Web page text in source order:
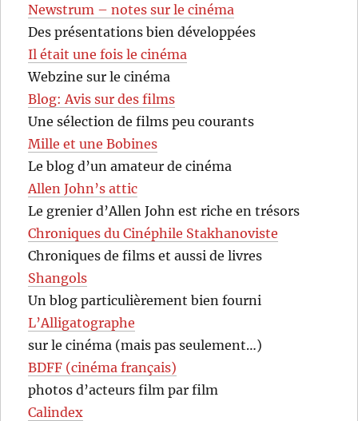
Newstrum – notes sur le cinéma
Des présentations bien développées
Il était une fois le cinéma
Webzine sur le cinéma
Blog: Avis sur des films
Une sélection de films peu courants
Mille et une Bobines
Le blog d’un amateur de cinéma
Allen John’s attic
Le grenier d’Allen John est riche en trésors
Chroniques du Cinéphile Stakhanoviste
Chroniques de films et aussi de livres
Shangols
Un blog particulièrement bien fourni
L’Alligatographe
sur le cinéma (mais pas seulement…)
BDFF (cinéma français)
photos d’acteurs film par film
Calindex